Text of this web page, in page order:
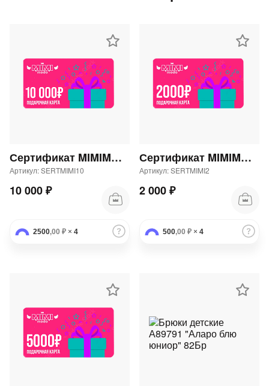
Сертификат MIMIMODA 10000 р.
Артикул: SERTMIMI10
10 000 ₽
2500,00 ₽ × 4
Сертификат MIMIMODA 2000 р.
Артикул: SERTMIMI2
2 000 ₽
500,00 ₽ × 4